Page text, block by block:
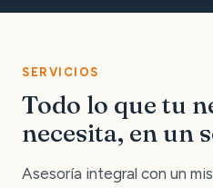
SERVICIOS
Todo lo que tu
necesita, en un
Asesoría integral con un